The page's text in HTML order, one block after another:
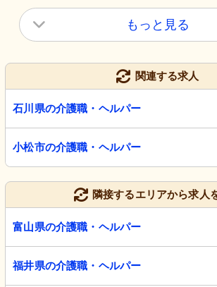
もっと見る
関連する求人
石川県の介護職・ヘルパー
小松市の介護職・ヘルパー
隣接するエリアから求人
富山県の介護職・ヘルパー
福井県の介護職・ヘルパー